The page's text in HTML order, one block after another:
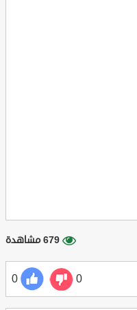
679 مشاهدة
0
0